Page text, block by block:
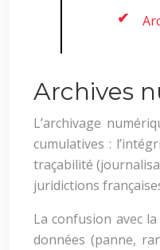
Archives
L’archivage
cumulatives :
traçabilité
juridictions
La confusion avec
données (panne,